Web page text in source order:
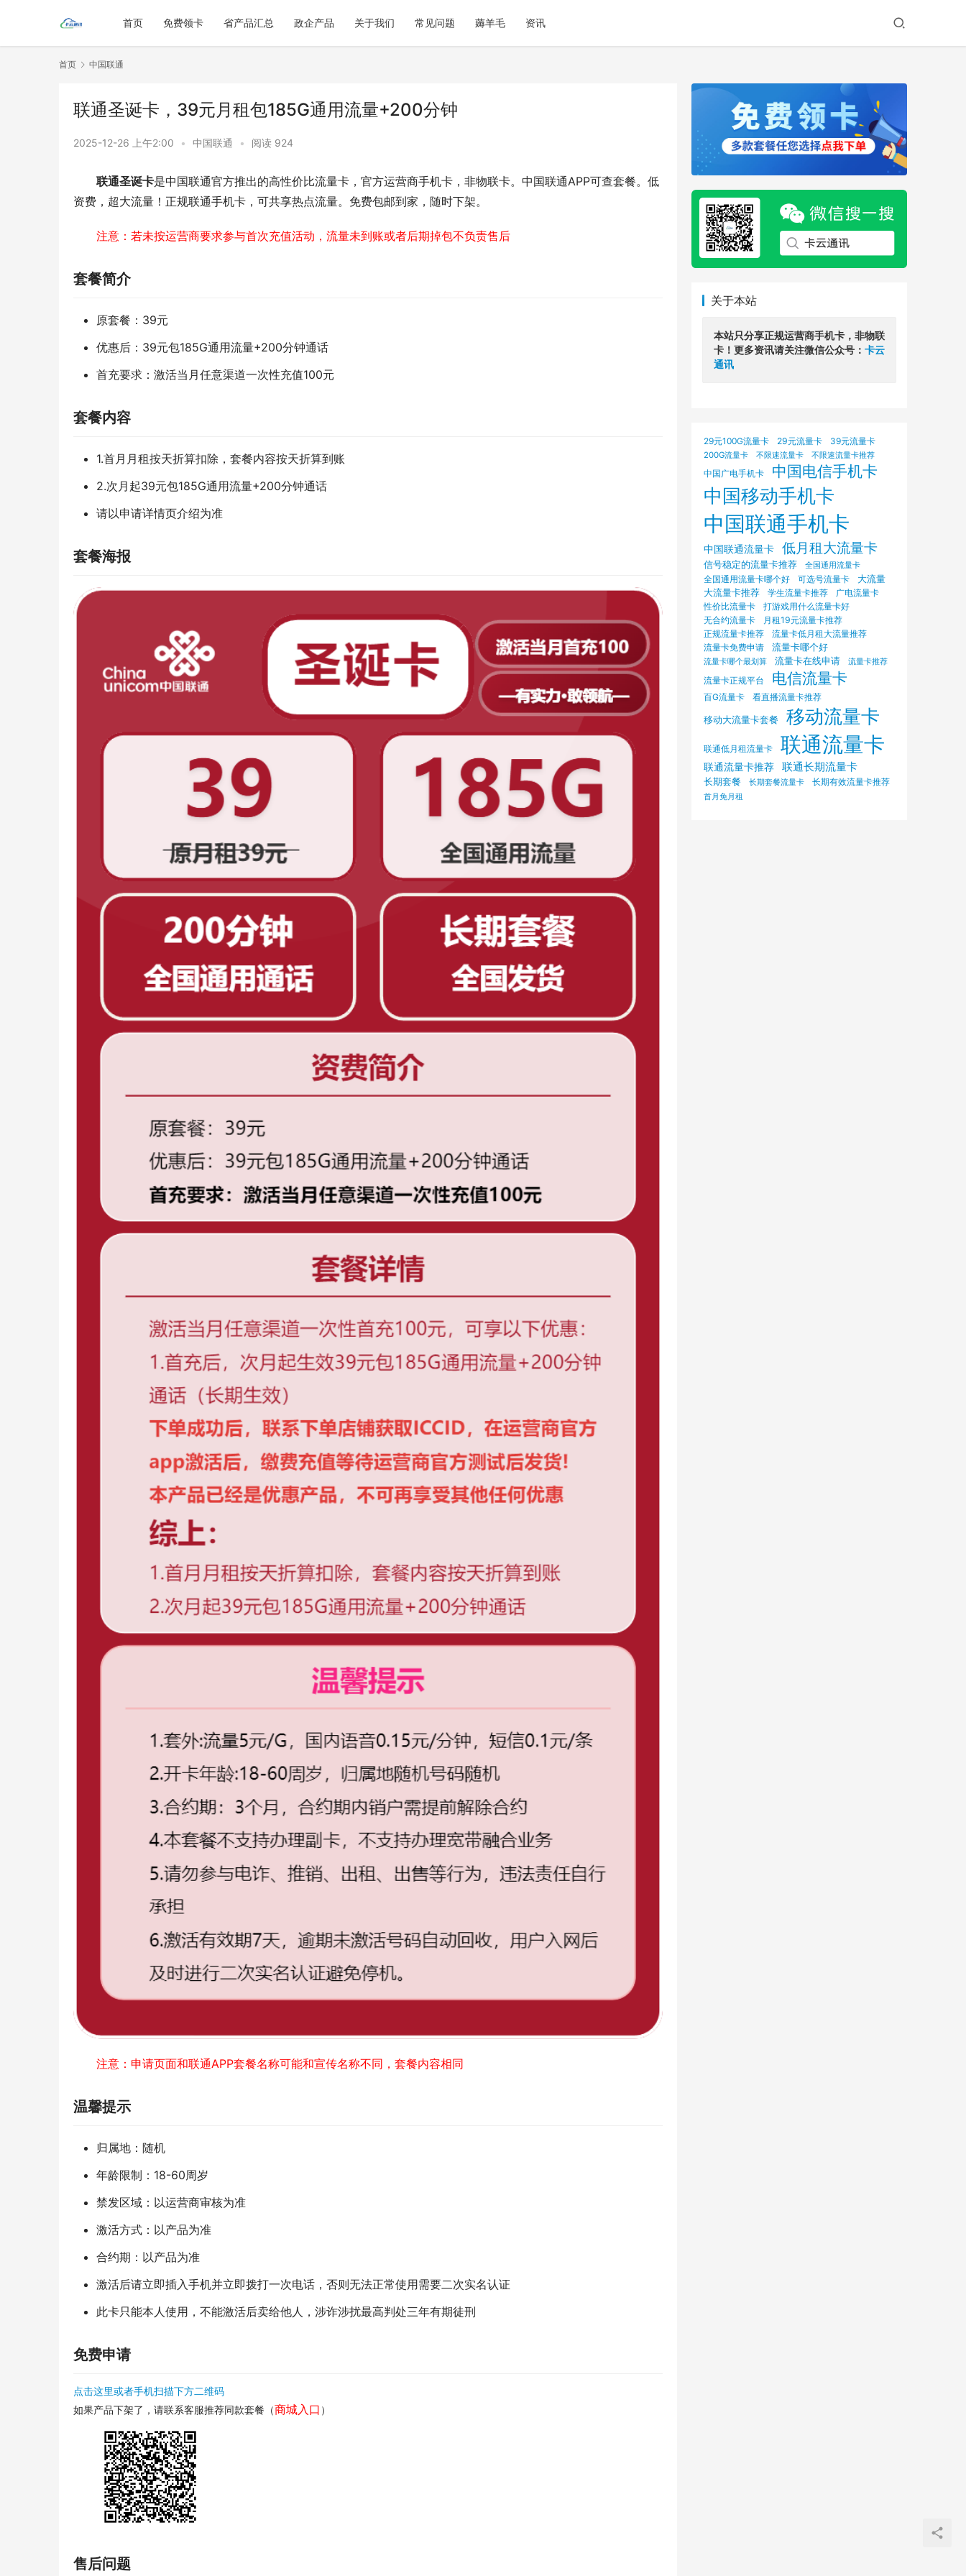
首页 免费领卡 省产品汇总 政企产品 关于我们 常见问题 薅羊毛 资讯
首页 中国联通
联通圣诞卡，39元月租包185G通用流量+200分钟
2025-12-26 上午2:00 • 中国联通 • 阅读 924
联通圣诞卡是中国联通官方推出的高性价比流量卡，官方运营商手机卡，非物联卡。中国联通APP可查套餐。低
资费，超大流量！正规联通手机卡，可共享热点流量。免费包邮到家，随时下架。
注意：若未按运营商要求参与首次充值活动，流量未到账或者后期掉包不负责售后
套餐简介
原套餐：39元
优惠后：39元包185G通用流量+200分钟通话
首充要求：激活当月任意渠道一次性充值100元
套餐内容
1.首月月租按天折算扣除，套餐内容按天折算到账
2.次月起39元包185G通用流量+200分钟通话
请以申请详情页介绍为准
套餐海报
注意：申请页面和联通APP套餐名称可能和宣传名称不同，套餐内容相同
温馨提示
归属地：随机
年龄限制：18-60周岁
禁发区域：以运营商审核为准
激活方式：以产品为准
合约期：以产品为准
激活后请立即插入手机并立即拨打一次电话，否则无法正常使用需要二次实名认证
此卡只能本人使用，不能激活后卖给他人，涉诈涉扰最高判处三年有期徒刑
免费申请
点击这里或者手机扫描下方二维码
如果产品下架了，请联系客服推荐同款套餐（商城入口 ）
售后问题
关于本站
本站只分享正规运营商手机卡，非物联
卡！更多资讯请关注微信公众号： 卡云
通讯
29元100G流量卡 29元流量卡 39元流量卡
200G流量卡 不限速流量卡 不限速流量卡推荐
中国广电手机卡 中国电信手机卡
中国移动手机卡
中国联通手机卡
中国联通流量卡 低月租大流量卡
信号稳定的流量卡推荐 全国通用流量卡
全国通用流量卡哪个好 可选号流量卡
大流量
大流量卡推荐
学生流量卡推荐 广电流量卡
性价比流量卡
打游戏用什么流量卡好
无合约流量卡
月租19元流量卡推荐
正规流量卡推荐
流量卡低月租大流量推荐
流量卡免费申请 流量卡哪个好
流量卡哪个最划算 流量卡在线申请 流量卡推荐
流量卡正规平台 电信流量卡
百G流量卡 看直播流量卡推荐
移动大流量卡套餐 移动流量卡
联通低月租流量卡 联通流量卡
联通流量卡推荐 联通长期流量卡
长期套餐 长期套餐流量卡 长期有效流量卡推荐
首月免月租